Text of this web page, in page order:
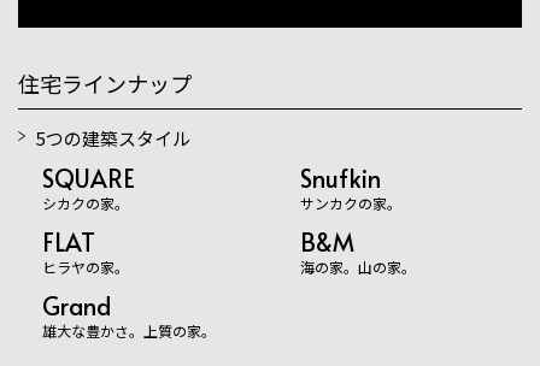
住宅ラインナップ
5つの建築スタイル
SQUARE
シカクの家。
Snufkin
サンカクの家。
FLAT
ヒラヤの家。
B&M
海の家。山の家。
Grand
雄大な豊かさ。上質の家。